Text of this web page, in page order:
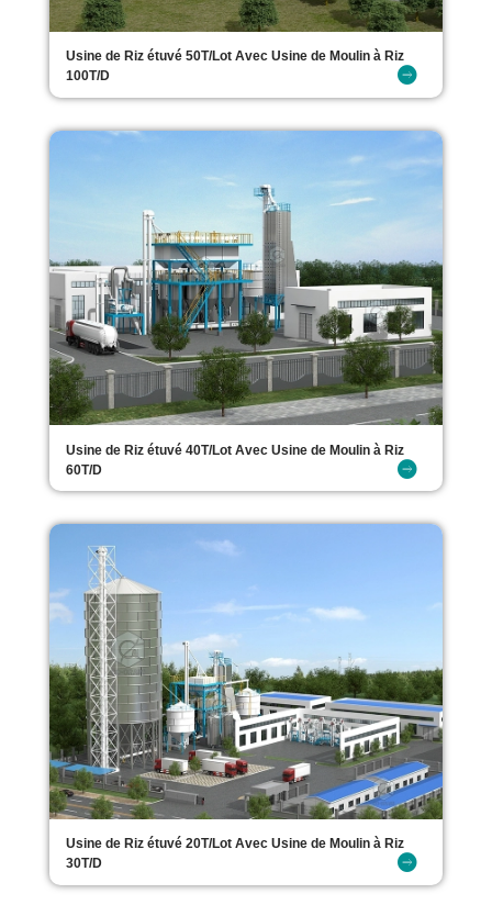
Usine de Riz étuvé 50T/Lot Avec Usine de Moulin à Riz
100T/D
Usine de Riz étuvé 40T/Lot Avec Usine de Moulin à Riz
60T/D
Usine de Riz étuvé 20T/Lot Avec Usine de Moulin à Riz
30T/D